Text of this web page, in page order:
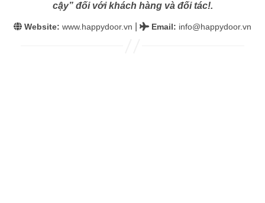
cậy” đối với khách hàng và đối tác!.
Website: www.happydoor.vn Email: info@happydoor.vn